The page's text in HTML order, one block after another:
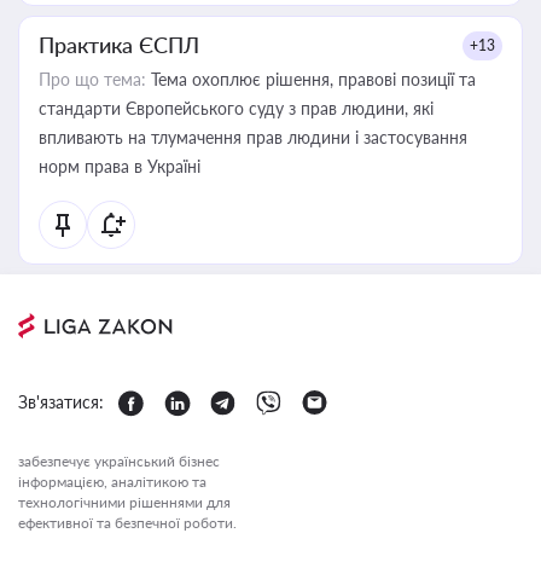
Практика ЄСПЛ +13
Про що тема: Тема охоплює рішення, правові позиції та
стандарти Європейського суду з прав людини, які
впливають на тлумачення прав людини і застосування
норм права в Україні
Зв'язатися:
забезпечує український бізнес
інформацією, аналітикою та
технологічними рішеннями для
ефективної та безпечної роботи.